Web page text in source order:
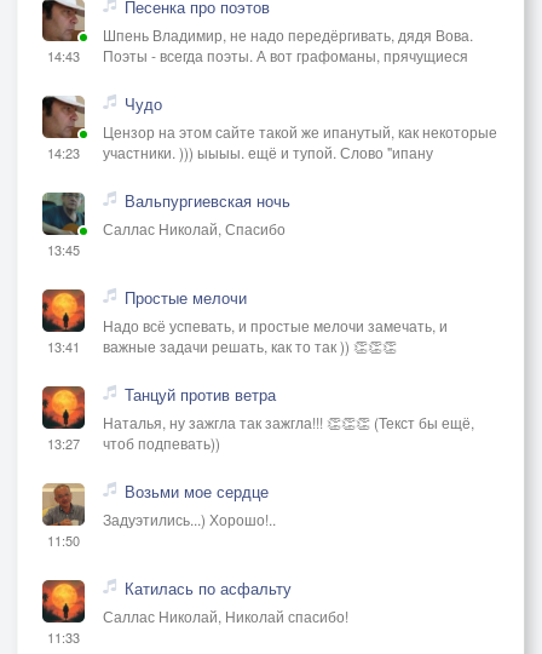
14:43
Песенка про поэтов
Шпень Владимир, не надо передёргивать, дядя Вова.
Поэты - всегда поэты. А вот графоманы, прячущиеся
14:23
Чудо
Цензор на этом сайте такой же ипанутый, как некоторые
участники. ))) ыыыы. ещё и тупой. Слово "ипану
13:45
Вальпургиевская ночь
Саллас Николай, Спасибо
13:41
Простые мелочи
Надо всё успевать, и простые мелочи замечать, и
важные задачи решать, как то так )) 👏👏👏
13:27
Танцуй против ветра
Наталья, ну зажгла так зажгла!!! 👏👏👏 (Текст бы ещё,
чтоб подпевать))
11:50
Возьми мое сердце
Задуэтились...) Хорошо!..
11:33
Катилась по асфальту
Саллас Николай, Николай спасибо!